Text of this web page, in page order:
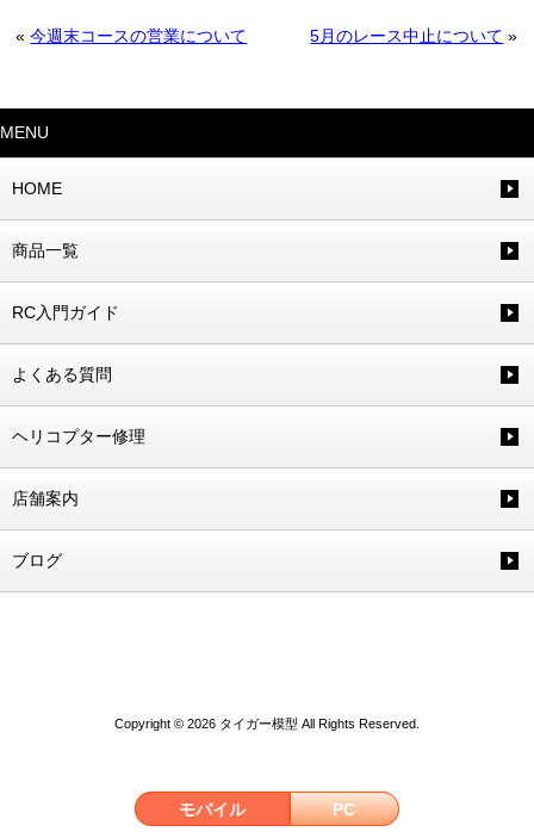
«今週末コースの営業について 5月のレース中止について »
MENU
HOME
商品一覧
RC入門ガイド
よくある質問
ヘリコプター修理
店舗案内
ブログ
Copyright © 2026 タイガー模型 All Rights Reserved.
モバイル PC